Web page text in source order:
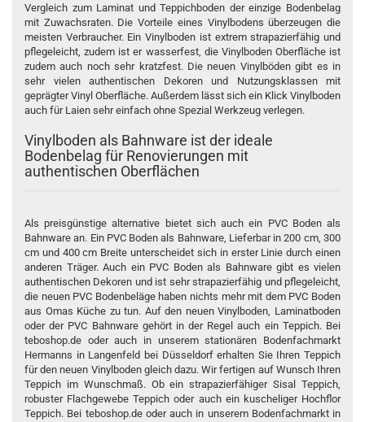
Vergleich zum Laminat und Teppichboden der einzige Bodenbelag
mit Zuwachsraten. Die Vorteile eines Vinylbodens überzeugen die
meisten Verbraucher. EinVinylboden ist extrem strapazierfähig und
pflegeleicht, zudem ist er wasserfest, die Vinylboden Oberfläche ist
zudem auch noch sehr kratzfest. Die neuen Vinylböden gibt es in
sehr vielen authentischen Dekoren und Nutzungsklassen mit
geprägter Vinyl Oberfläche. Außerdem lässt sich ein Klick Vinylboden
auch für Laien sehr einfach ohne Spezial Werkzeug verlegen.
Vinylboden als Bahnware ist der ideale
Bodenbelag für Renovierungen mit
authentischen Oberflächen
Als preisgünstige alternative bietet sich auch ein PVC Boden als
Bahnware an. Ein PVC Boden als Bahnware, Lieferbar in 200 cm, 300
cm und 400 cm Breite unterscheidet sich in erster Linie durch einen
anderen Träger. Auch ein PVC Boden als Bahnware gibt es vielen
authentischen Dekoren und ist sehr strapazierfähig und pflegeleicht,
die neuen PVC Bodenbeläge haben nichts mehr mit dem PVC Boden
aus Omas Küche zu tun. Auf den neuen Vinylboden, Laminatboden
oder der PVC Bahnware gehört in der Regel auch ein Teppich. Bei
teboshop.de oder auch in unserem stationären Bodenfachmarkt
Hermanns in Langenfeld bei Düsseldorf erhalten Sie Ihren Teppich
für den neuen Vinylboden gleich dazu. Wir fertigen auf Wunsch Ihren
Teppich im Wunschmaß. Ob ein strapazierfähiger Sisal Teppich,
robuster Flachgewebe Teppich oder auch ein kuscheliger Hochflor
Teppich. Bei teboshop.de oder auch in unserem Bodenfachmarkt in